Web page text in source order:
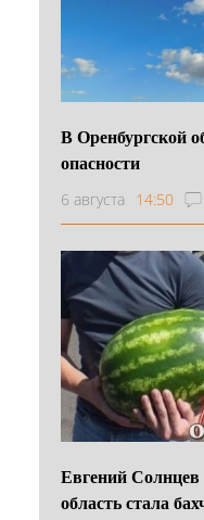
В Оренбургской
опасности
6 августа 14:50
Евгений
область стала